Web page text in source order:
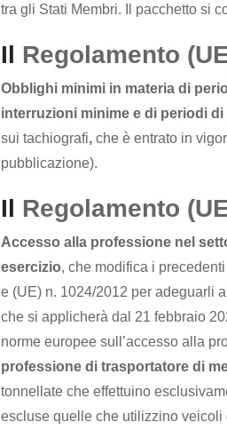
tra gli Stati Membri. Il pacchetto si
Il Regolamento
Obblighi minimi in materia di
interruzioni minime e di periodi
sui tachiografi, che è entrato in
pubblicazione).
Il Regolamento
Accesso alla professione nel
esercizio, che modifica i
e (UE) n. 1024/2012 per adeguarli
che si applicherà dal 21 febbraio
norme europee sull’accesso alla
professione di trasportatore di
tonnellate che effettuino
escluse quelle che utilizzino veicoli